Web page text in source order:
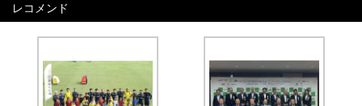
レコメンド